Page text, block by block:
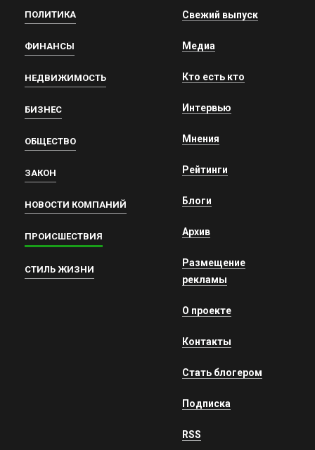
ПОЛИТИКА
ФИНАНСЫ
НЕДВИЖИМОСТЬ
БИЗНЕС
ОБЩЕСТВО
ЗАКОН
НОВОСТИ КОМПАНИЙ
ПРОИСШЕСТВИЯ
СТИЛЬ ЖИЗНИ
Свежий выпуск
Медиа
Кто есть кто
Интервью
Мнения
Рейтинги
Блоги
Архив
Размещение
рекламы
О проекте
Контакты
Стать блогером
Подписка
RSS